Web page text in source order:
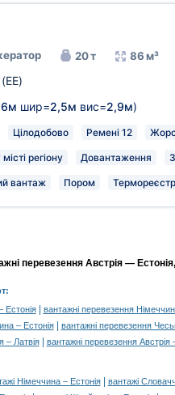
20 т 86 м³
(EE)
шир=2,5м вис=2,9м)
Цілодобово Ремені 12
регіону Довантаження
вантаж Пором
перевезення Австрія —
Естонія|
вантажні перевезення
– Естонія|
вантажні перевезення
– Латвія| вантажні перевезення Австрія
Німеччина – Естонія|
вантажі